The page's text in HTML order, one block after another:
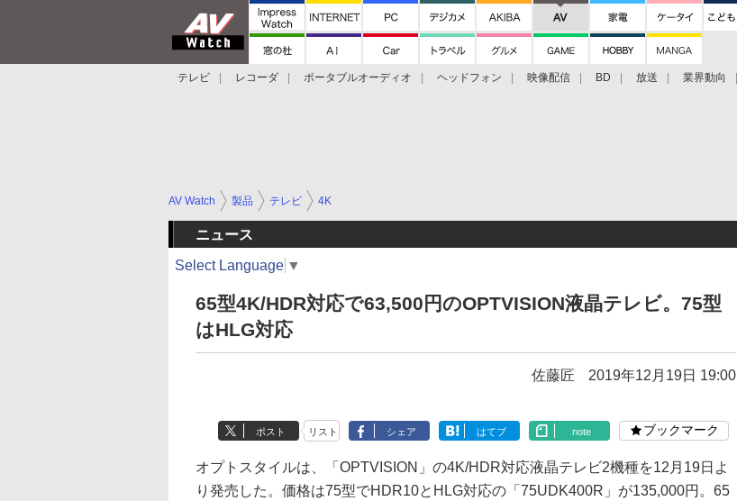
テレビ レコーダ ポータブルオーディオ ヘッドフォン 映像配信 BD 放送 業界動向
AV Watch 製品 テレビ 4K
ニュース
Select Language ▼
65型4K/HDR対応で63,500円のOPTVISION液晶テレビ。75型
はHLG対応
佐藤匠 2019年12月19日 19:00
ポスト リスト シェア はてブ note ブックマーク
オプトスタイルは、「OPTVISION」の4K/HDR対応液晶テレビ2機種を12月19日よ
り発売した。価格は75型でHDR10とHLG対応の「75UDK400R」が135,000円。65